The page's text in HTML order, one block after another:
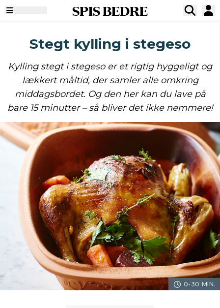
SPIS BEDRE
Stegt kylling i stegeso
Kylling stegt i stegeso er et rigtig hyggeligt og
lækkert måltid, der samler alle omkring
middagsbordet. Og den her kan du lave på
bare 15 minutter – så bliver det ikke nemmere!
0-30 MIN.